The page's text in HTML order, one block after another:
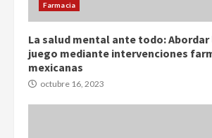
Farmacia
La salud mental ante todo:
juego mediante intervenciones
mexicanas
octubre 16, 2023